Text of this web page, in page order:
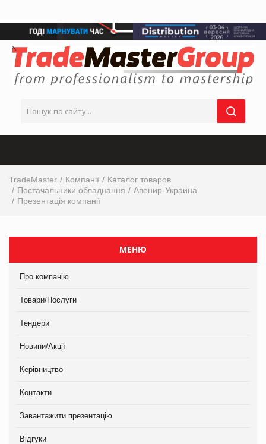
TradeMaster Компанії
Каталог товаров
Постачальники обладнання
Авенир-Украина
Презентація компанії
МЕНЮ
Про компанію
Товари/Послуги
Тендери
Новини/Акції
Керівництво
Контакти
Завантажити презентацію
Відгуки